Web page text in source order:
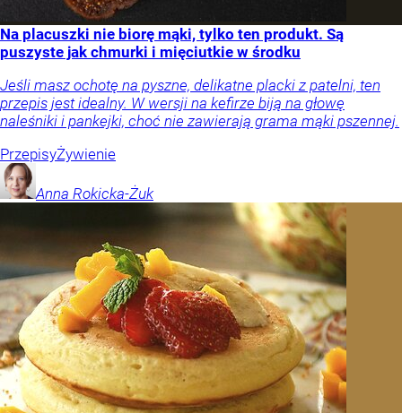
Na placuszki nie biorę mąki, tylko ten produkt. Są
puszyste jak chmurki i mięciutkie w środku
Jeśli masz ochotę na pyszne, delikatne placki z patelni, ten
przepis jest idealny. W wersji na kefirze biją na głowę
naleśniki i pankejki, choć nie zawierają grama mąki pszennej.
PrzepisyŻywienie
Anna Rokicka-Żuk